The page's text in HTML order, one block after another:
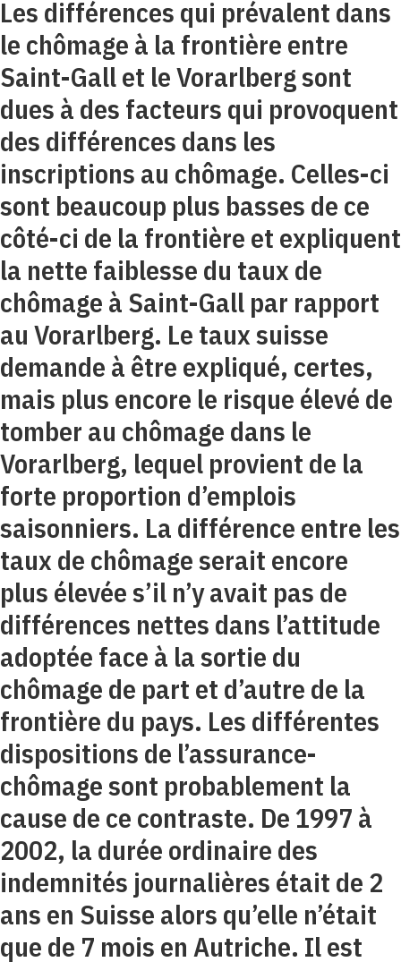
Les différences qui prévalent dans
le chômage à la frontière entre
Saint-Gall et le Vorarlberg sont
dues à des facteurs qui provoquent
des différences dans les
inscriptions au chômage. Celles-ci
sont beaucoup plus basses de ce
côté-ci de la frontière et expliquent
la nette faiblesse du taux de
chômage à Saint-Gall par rapport
au Vorarlberg. Le taux suisse
demande à être expliqué, certes,
mais plus encore le risque élevé de
tomber au chômage dans le
Vorarlberg, lequel provient de la
forte proportion d’emplois
saisonniers. La différence entre les
taux de chômage serait encore
plus élevée s’il n’y avait pas de
différences nettes dans l’attitude
adoptée face à la sortie du
chômage de part et d’autre de la
frontière du pays. Les différentes
dispositions de l’assurance-
chômage sont probablement la
cause de ce contraste. De 1997 à
2002, la durée ordinaire des
indemnités journalières était de 2
ans en Suisse alors qu’elle n’était
que de 7 mois en Autriche. Il est